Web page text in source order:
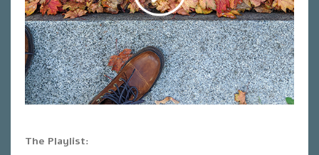
The Playlist: